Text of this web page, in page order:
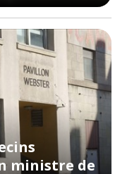
ministre de